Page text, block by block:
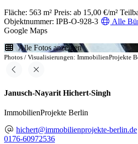
Fläche: 563 m² Preis: ab 15,00 €/m²
Objektnummer: IPB-O-928-3
Alle
Google Maps
Alle Fotos anzeigen
Photos / Visualisierungen: ImmobilienProjekte
Janusch-Nayarit Hichert-Singh
ImmobilienProjekte Berlin
hichert@immobilienprojekte-berlin.de
0176-60972536